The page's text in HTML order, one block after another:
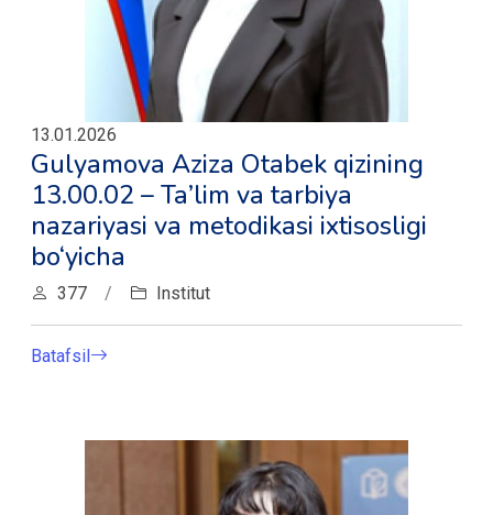
13.01.2026
Gulyamova Aziza Otabek qizining
13.00.02 – Ta’lim va tarbiya
nazariyasi va metodikasi ixtisosligi
bo‘yicha
377 / Institut
Batafsil